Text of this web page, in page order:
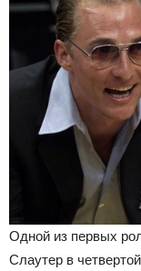
Одной из первых
Слаутер в